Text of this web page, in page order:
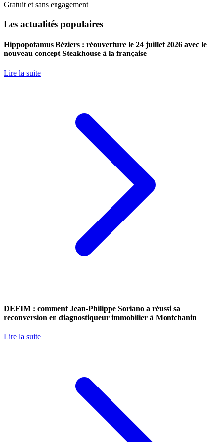
Gratuit et sans engagement
Les actualités populaires
Hippopotamus Béziers : réouverture le 24 juillet 2026 avec le
nouveau concept Steakhouse à la française
Lire la suite
DEFIM : comment Jean-Philippe Soriano a réussi sa
reconversion en diagnostiqueur immobilier à Montchanin
Lire la suite